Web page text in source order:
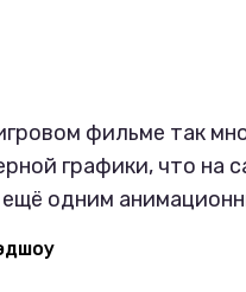
фильме так
графики, что на
ещё одним